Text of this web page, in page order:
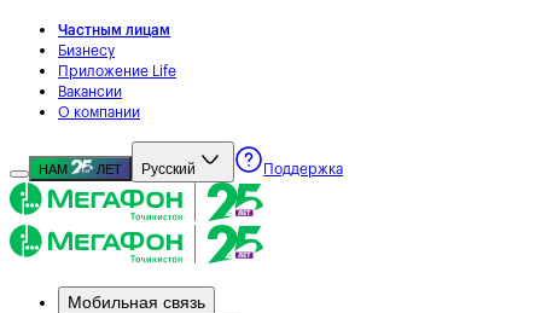
Частным лицам
Бизнесу
Приложение Life
Вакансии
О компании
НАМ ЛЕТ Русский Поддержка
Мобильная связь